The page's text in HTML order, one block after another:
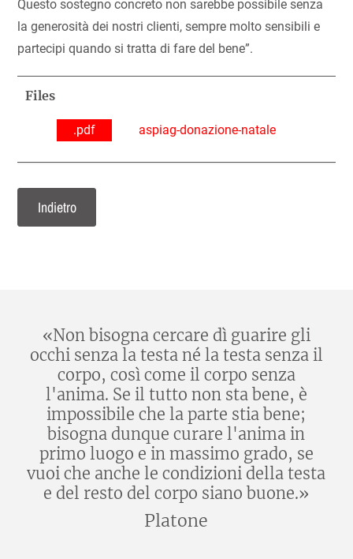
Questo sostegno concreto non sarebbe possibile senza
la generosità dei nostri clienti, sempre molto sensibili e
partecipi quando si tratta di fare del bene”.
Files
.pdf aspiag-donazione-natale
Indietro
«Non bisogna cercare dì guarire gli
occhi senza la testa né la testa senza il
corpo, così come il corpo senza
l'anima. Se il tutto non sta bene, è
impossibile che la parte stia bene;
bisogna dunque curare l'anima in
primo luogo e in massimo grado, se
vuoi che anche le condizioni della testa
e del resto del corpo siano buone.»
Platone